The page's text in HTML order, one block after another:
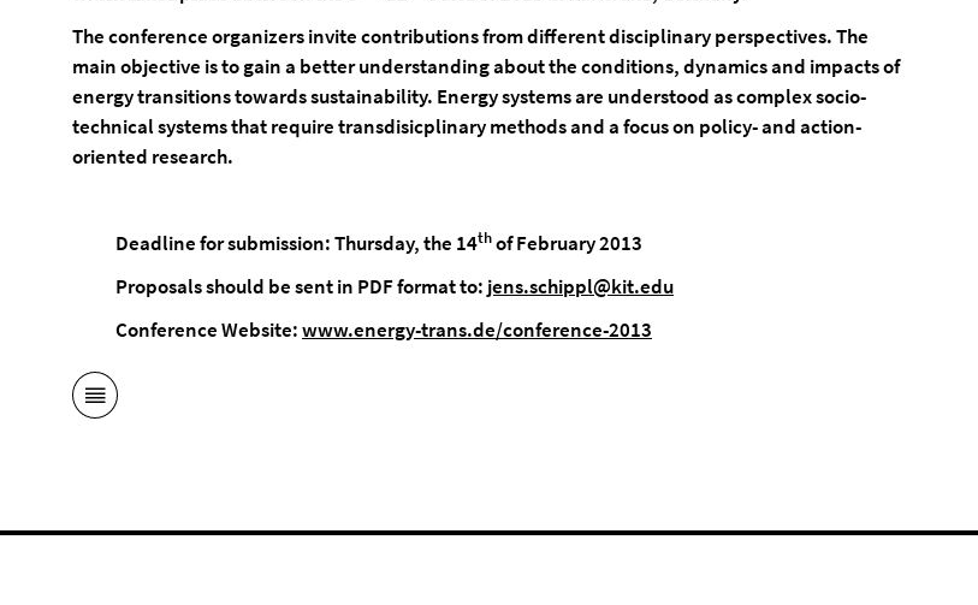
The conference organizers invite contributions from different disciplinary perspectives. The
main objective is to gain a better understanding about the conditions, dynamics and impacts of
energy transitions towards sustainability. Energy systems are understood as complex socio-
technical systems that require transdisicplinary methods and a focus on policy- and action-
oriented research.
Deadline for submission: Thursday, the 14thof February 2013
Proposals should be sent in PDF format to: jens.schippl@kit.edu
Conference Website:www.energy-trans.de/conference-2013